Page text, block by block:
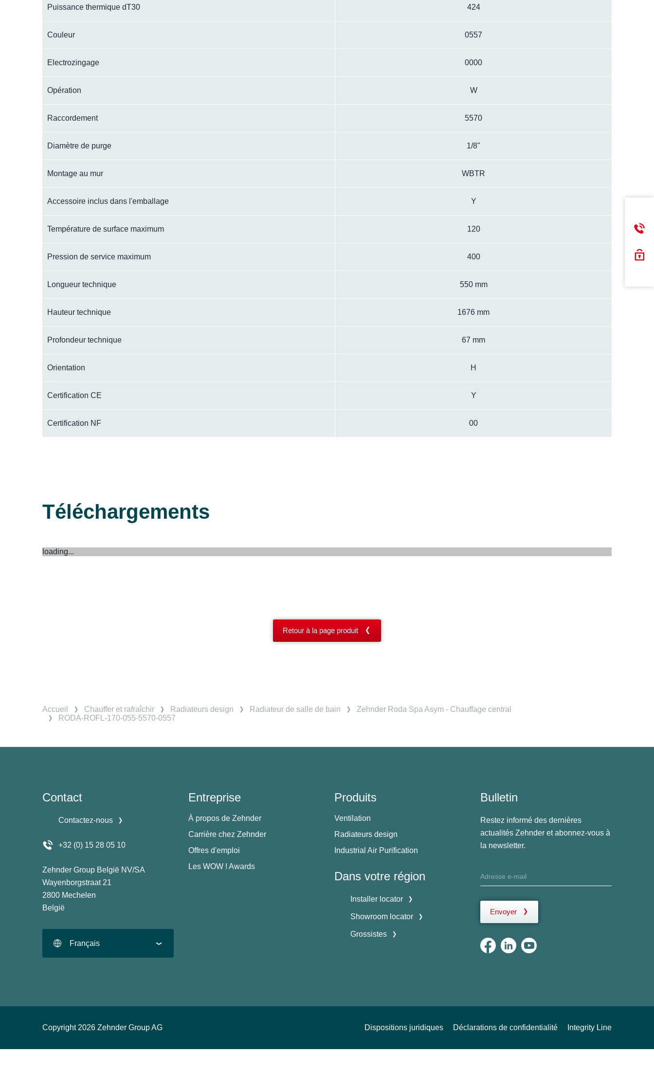
Puissance thermique dT30 424
Couleur 0557
Electrozingage 0000
Opération W
Raccordement 5570
Diamètre de purge 1/8"
Montage au mur WBTR
Accessoire inclus dans l'emballage Y
Température de surface maximum 120
Pression de service maximum 400
Longueur technique 550 mm
Hauteur technique 1676 mm
Profondeur technique 67 mm
Orientation H
Certification CE Y
Certification NF 00
Téléchargements
loading...
Retour à la page produit
Accueil Chauffer et rafraîchir Radiateurs design Radiateur de salle de bain
Zehnder Roda Spa Asym - Chauffage central
RODA-ROFL-170-055-5570-0557
Contact
Contactez-nous
+32 (0) 15 28 05 10
Zehnder Group België NV/SA
Wayenborgstraat 21
2800 Mechelen
België
Français
Entreprise
À propos de Zehnder
Carrière chez Zehnder
Offres d'emploi
Les WOW ! Awards
Produits
Ventilation
Radiateurs design
Industrial Air Purification
Dans votre région
Installer locator
Showroom locator
Grossistes
Bulletin
Restez informé des dernières
actualités Zehnder et abonnez-vous à
la newsletter.
Envoyer
Copyright 2026 Zehnder Group AG Dispositions juridiques Déclarations de confidentialité Integrity Line